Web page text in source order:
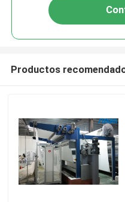
Productos